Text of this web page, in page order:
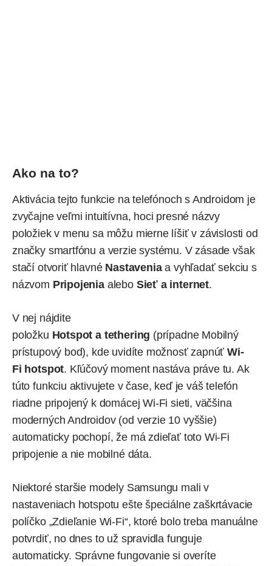
Ako na to?
Aktivácia tejto funkcie na telefónoch s Androidom je
zvyčajne veľmi intuitívna, hoci presné názvy
položiek v menu sa môžu mierne líšiť v závislosti od
značky smartfónu a verzie systému. V zásade však
stačí otvoriť hlavné Nastaveniaa vyhľadať sekciu s
názvom Pripojeniaalebo Sieť a internet.
V nej nájdite
položku Hotspot a tethering (prípadne Mobilný
prístupový bod), kde uvidíte možnosť zapnúťWi-
Fi hotspot. Kľúčový moment nastáva práve tu. Ak
túto funkciu aktivujete v čase, keď je váš telefón
riadne pripojený k domácej Wi-Fi sieti, väčšina
moderných Androidov (od verzie 10 vyššie)
automaticky pochopí, že má zdieľať toto Wi-Fi
pripojenie a nie mobilné dáta.
Niektoré staršie modely Samsungu mali v
nastaveniach hotspotu ešte špeciálne zaškrtávacie
políčko „Zdieľanie Wi-Fi“, ktoré bolo treba manuálne
potvrdiť, no dnes to už spravidla funguje
automaticky. Správne fungovanie si overíte